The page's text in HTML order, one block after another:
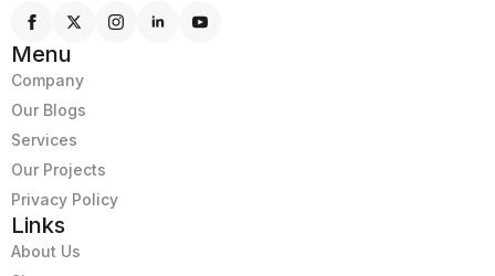
Menu
Company
Our Blogs
Services
Our Projects
Privacy Policy
Links
About Us